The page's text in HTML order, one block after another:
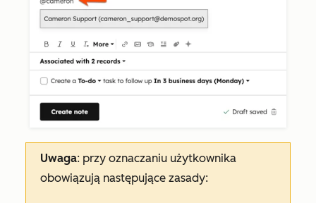
Uwaga: przy oznaczaniu użytkownika
obowiązują następujące zasady: